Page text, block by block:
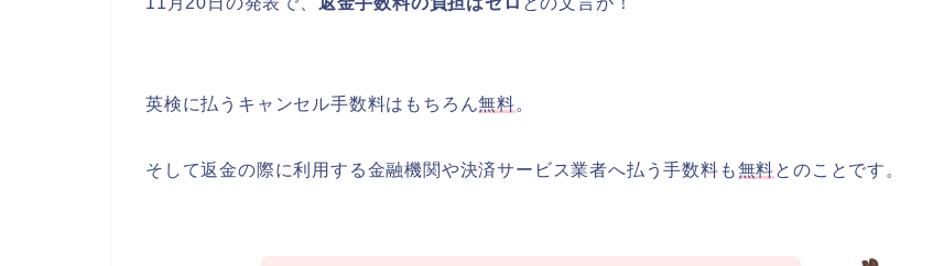
英検に払うキャンセル手数料はもちろん無料。
そして返金の際に利用する金融機関や決済サービス業者へ払う手数料も無料とのことです。